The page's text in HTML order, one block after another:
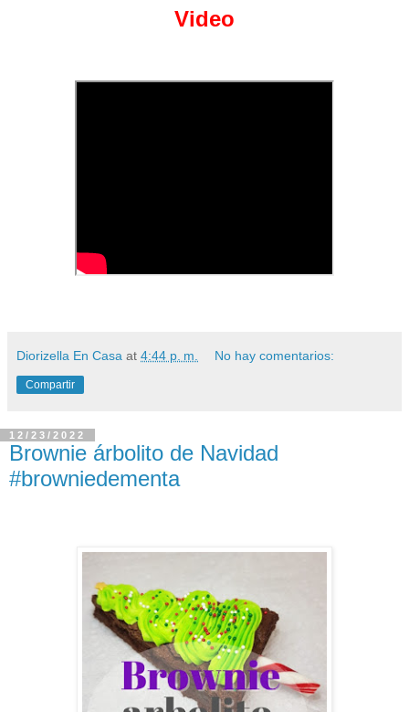
Video
Diorizella En Casa at 4:44 p. m. No hay comentarios:
Compartir
12/23/2022
Brownie árbolito de Navidad
#browniedementa